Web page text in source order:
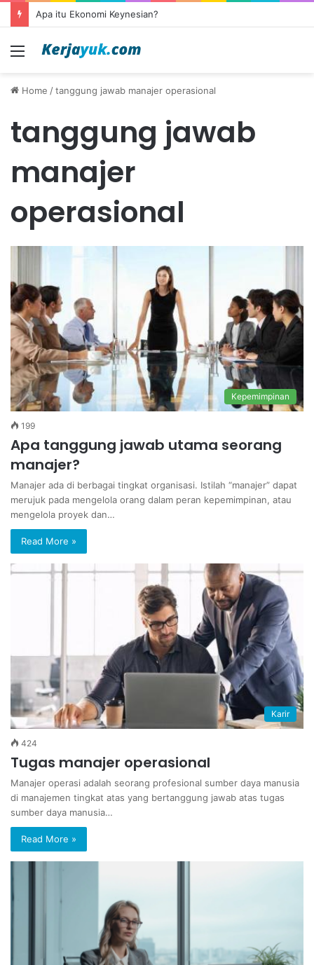
Apa itu Ekonomi Keynesian?
Menu
Home /tanggung jawab manajer operasional
tanggung jawab
manajer
operasional
Kepemimpinan
199
Apa tanggung jawab utama seorang
manajer?
Manajer ada di berbagai tingkat organisasi. Istilah “manajer” dapat
merujuk pada mengelola orang dalam peran kepemimpinan, atau
mengelola proyek dan…
Read More »
Karir
424
Tugas manajer operasional
Manajer operasi adalah seorang profesional sumber daya manusia
di manajemen tingkat atas yang bertanggung jawab atas tugas
sumber daya manusia…
Read More »